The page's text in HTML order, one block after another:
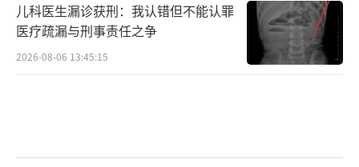
儿科医生漏诊获刑：我认错但不能认罪
医疗疏漏与刑事责任之争
2026-08-06 13:45:15